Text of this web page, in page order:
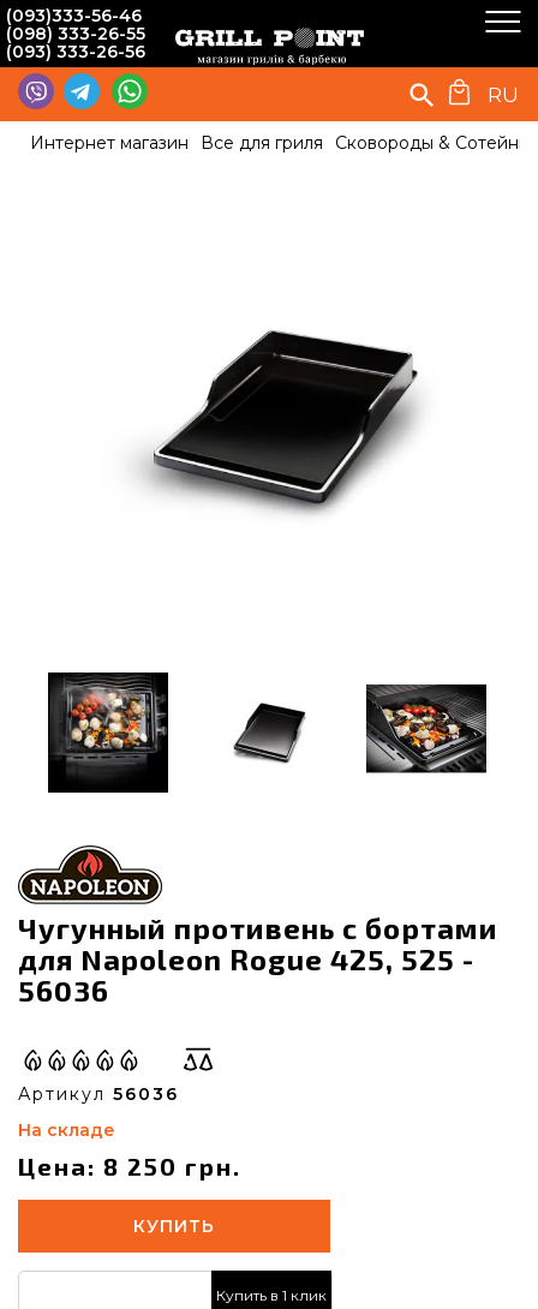
(093)333-56-46
(098) 333-26-55
(093) 333-26-56
RU
Интернет магазин Все для гриля Сковороды &
Чугунный противень с бортами
для Napoleon Rogue 425, 525 -
56036
Артикул 56036
На складе
Цена: 8 250 грн.
КУПИТЬ
Купить в 1 клик